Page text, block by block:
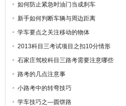
如何防止紧急时油门当成刹车
新手如何判断车辆与周边距离
学车要点之关注移动的物体
2013科目三考试项目之扣10分情形
石家庄驾校科目三路考需要注意哪些
路考的几点注意事
小路考中的转弯技巧
学车技巧之—圆饼路